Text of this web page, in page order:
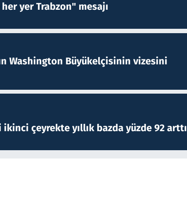
yer Trabzon" mesajı
Washington Büyükelçisinin vizesini
çeyrekte yıllık bazda yüzde 92 arttı